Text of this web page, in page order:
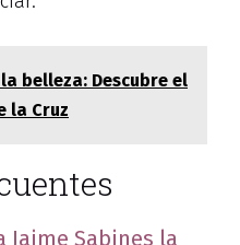
belleza: Descubre el
la Cruz
Jaime Sabines la